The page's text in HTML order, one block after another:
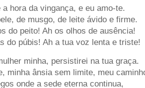
a hora da vingança, e eu amo-te.
de musgo, de leite ávido e firme.
do peito! Ah os olhos de ausência!
do púbis! Ah a tua voz lenta e triste!
minha, persistirei na tua graça.
minha ânsia sem limite, meu
onde a sede eterna continua,